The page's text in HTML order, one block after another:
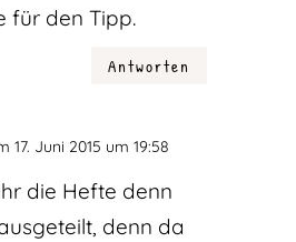
für den Tipp.
Antworten
17. Juni 2015 um 19:58
die Hefte denn
denn da